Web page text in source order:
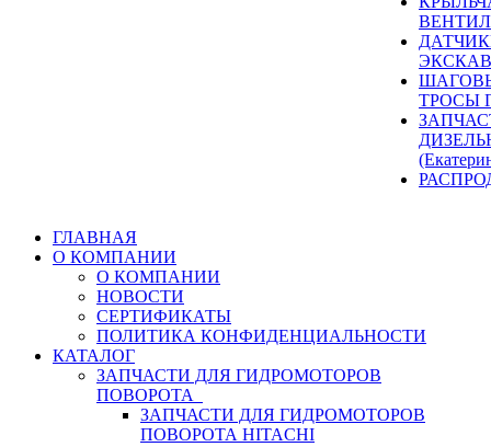
ТРОСЫ
ГЛАВНАЯ
О КОМПАНИИ
О КОМПАНИИ
НОВОСТИ
СЕРТИФИКАТЫ
ПОЛИТИКА КОНФИДЕНЦИАЛЬНОСТИ
КАТАЛОГ
ЗАПЧАСТИ ДЛЯ ГИДРОМОТОРОВ
ПОВОРОТА
ЗАПЧАСТИ ДЛЯ ГИДРОМОТОРОВ
ПОВОРОТА HITACHI